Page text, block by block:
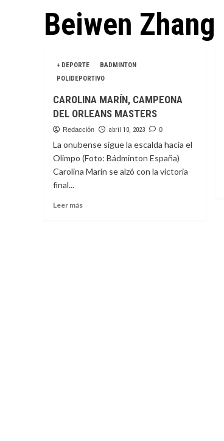
Beiwen Zhang
+ DEPORTE
BADMINTON
POLIDEPORTIVO
CAROLINA MARÍN, CAMPEONA
DEL ORLEANS MASTERS
Redacción abril 10, 2023 0
La onubense sigue la escalda hacia el
Olimpo (Foto: Bádminton España)
Carolina Marín se alzó con la victoria
final...
Leer más